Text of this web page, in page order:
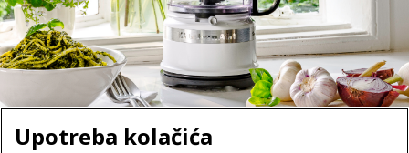
Upotreba kolačića